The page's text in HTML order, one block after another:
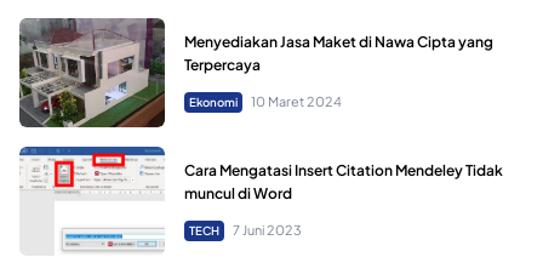
Menyediakan Jasa Maket di Nawa Cipta yang
Terpercaya
Ekonomi 10 Maret 2024
Cara Mengatasi Insert Citation Mendeley Tidak
muncul di Word
TECH 7 Juni 2023